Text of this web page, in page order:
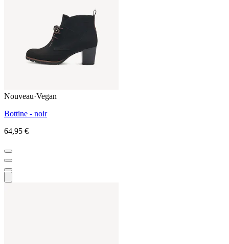
Nouveau·Vegan
Bottine - noir
64,95 €